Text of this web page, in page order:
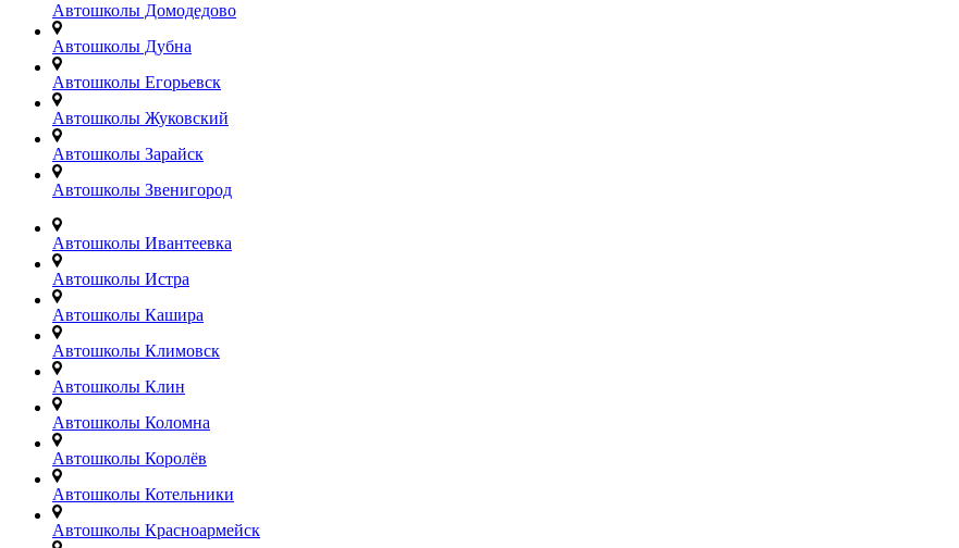
Автошколы Домодедово
Автошколы Дубна
Автошколы Егорьевск
Автошколы Жуковский
Автошколы Зарайск
Автошколы Звенигород
Автошколы Ивантеевка
Автошколы Истра
Автошколы Кашира
Автошколы Климовск
Автошколы Клин
Автошколы Коломна
Автошколы Королёв
Автошколы Котельники
Автошколы Красноармейск